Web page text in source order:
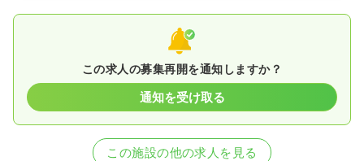
2024/04/25准看護師を休止中
この求人の募集再開を通知しますか？
通知を受け取る
この施設の他の求人を見る